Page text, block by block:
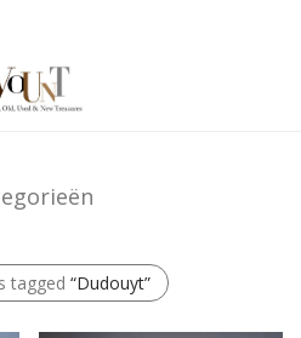
tagged “Dudouyt”